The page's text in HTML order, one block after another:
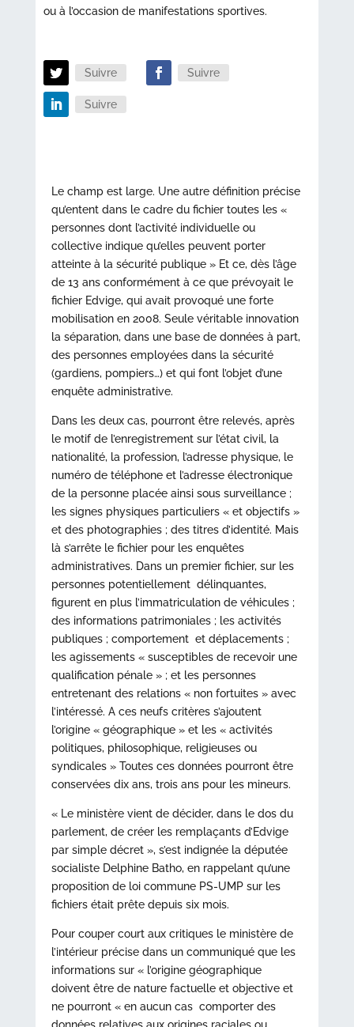
ou à l’occasion de manifestations sportives.
Suivre Suivre
Suivre
Le champ est large. Une autre définition précise
qu’entent dans le cadre du fichier toutes les «
personnes dont l’activité individuelle ou
collective indique qu’elles peuvent porter
atteinte à la sécurité publique » Et ce, dès l’âge
de 13 ans conformément à ce que prévoyait le
fichier Edvige, qui avait provoqué une forte
mobilisation en 2008. Seule véritable innovation
la séparation, dans une base de données à part,
des personnes employées dans la sécurité
(gardiens, pompiers…) et qui font l’objet d’une
enquête administrative.
Dans les deux cas, pourront être relevés, après
le motif de l’enregistrement sur l’état civil, la
nationalité, la profession, l’adresse physique, le
numéro de téléphone et l’adresse électronique
de la personne placée ainsi sous surveillance ;
les signes physiques particuliers « et objectifs »
et des photographies ; des titres d’identité. Mais
là s’arrête le fichier pour les enquêtes
administratives. Dans un premier fichier, sur les
personnes potentiellement délinquantes,
figurent en plus l’immatriculation de véhicules ;
des informations patrimoniales ; les activités
publiques ; comportement et déplacements ;
les agissements « susceptibles de recevoir une
qualification pénale » ; et les personnes
entretenant des relations « non fortuites » avec
l’intéressé. A ces neufs critères s’ajoutent
l’origine « géographique » et les « activités
politiques, philosophique, religieuses ou
syndicales » Toutes ces données pourront être
conservées dix ans, trois ans pour les mineurs.
« Le ministère vient de décider, dans le dos du
parlement, de créer les remplaçants d’Edvige
par simple décret », s’est indignée la députée
socialiste Delphine Batho, en rappelant qu’une
proposition de loi commune PS-UMP sur les
fichiers était prête depuis six mois.
Pour couper court aux critiques le ministère de
l’intérieur précise dans un communiqué que les
informations sur « l’origine géographique
doivent être de nature factuelle et objective et
ne pourront « en aucun cas comporter des